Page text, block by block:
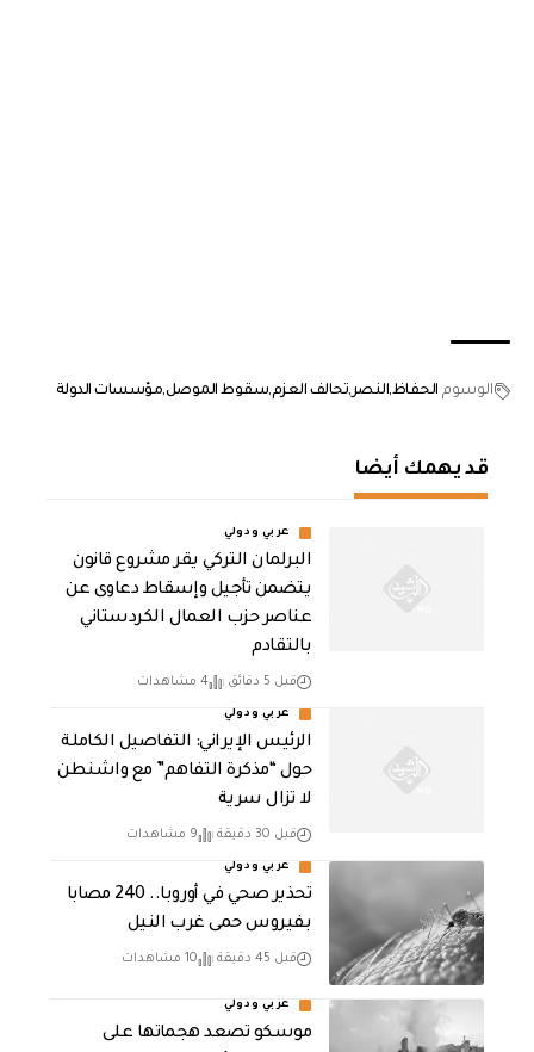
الوسوم الحفاظالنصر تحالف العزم سقوط الموصلمؤسسات الدولة
قد يهمك أيضا
عربي ودولي
البرلمان التركي يقر مشروع قانون
يتضمن تأجيل وإسقاط دعاوى عن
عناصر حزب العمال الكردستاني
بالتقادم
قبل 5 دقائق 4 مشاهدات
عربي ودولي
الرئيس الإيراني: التفاصيل الكاملة
حول “مذكرة التفاهم” مع واشنطن
لا تزال سرية
قبل 30 دقيقة 9 مشاهدات
عربي ودولي
تحذير صحي في أوروبا.. 240 مصابا
بفيروس حمى غرب النيل
قبل 45 دقيقة 10 مشاهدات
عربي ودولي
موسكو تصعد هجماتها على